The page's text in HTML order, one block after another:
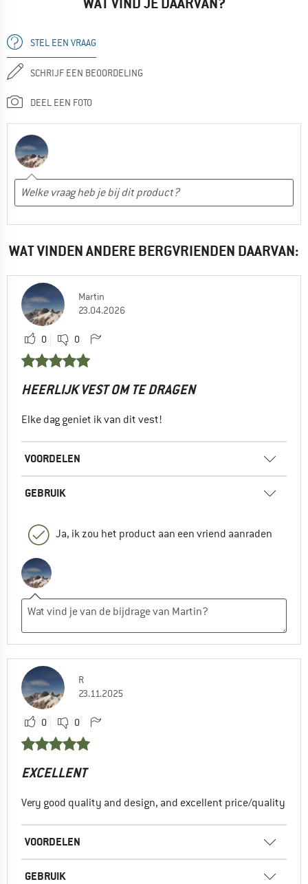
STEL EEN VRAAG
SCHRIJF EEN BEOORDELING
DEEL EEN FOTO
WAT VINDEN ANDERE BERGVRIENDEN DAARVAN:
Martin
23.04.2026
0 0
HEERLIJK VEST OM TE DRAGEN
Elke dag geniet ik van dit vest!
VOORDELEN
GEBRUIK
Ja, ik zou het product aan een vriend aanraden
R
23.11.2025
0 0
EXCELLENT
Very good quality and design, and excellent price/quality
VOORDELEN
GEBRUIK